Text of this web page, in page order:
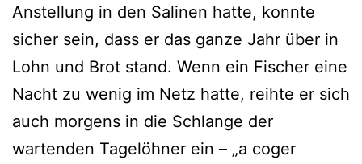
Anstellung in den Salinen hatte, konnte
sicher sein, dass er das ganze Jahr über in
Lohn und Brot stand. Wenn ein Fischer eine
Nacht zu wenig im Netz hatte, reihte er sich
auch morgens in die Schlange der
wartenden Tagelöhner ein – „a coger